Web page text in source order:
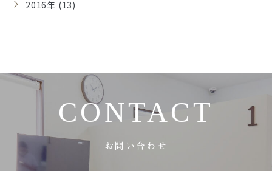
2016年 (13)
CONTACT
お問い合わせ